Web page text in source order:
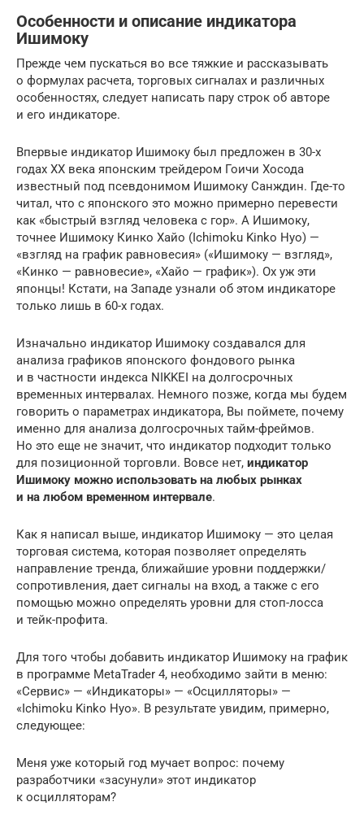
Особенности и описание индикатора
Ишимоку
Прежде чем пускаться во все тяжкие и рассказывать
о формулах расчета, торговых сигналах и различных
особенностях, следует написать пару строк об авторе
и его индикаторе.
Впервые индикатор Ишимоку был предложен в 30-х
годах XX века японским трейдером Гоичи Хосода
известный под псевдонимом Ишимоку Санждин. Где-то
читал, что с японского это можно примерно перевести
как «быстрый взгляд человека с гор». А Ишимоку,
точнее Ишимоку Кинко Хайо (Ichimoku Kinko Hyo) —
«взгляд на график равновесия» («Ишимоку — взгляд»,
«Кинко — равновесие», «Хайо — график»). Ох уж эти
японцы! Кстати, на Западе узнали об этом индикаторе
только лишь в 60-х годах.
Изначально индикатор Ишимоку создавался для
анализа графиков японского фондового рынка
и в частности индекса NIKKEI на долгосрочных
временных интервалах. Немного позже, когда мы будем
говорить о параметрах индикатора, Вы поймете, почему
именно для анализа долгосрочных тайм-фреймов.
Но это еще не значит, что индикатор подходит только
для позиционной торговли. Вовсе нет, индикатор
Ишимоку можно использовать на любых рынках
и на любом временном интервале.
Как я написал выше, индикатор Ишимоку — это целая
торговая система, которая позволяет определять
направление тренда, ближайшие уровни поддержки/
сопротивления, дает сигналы на вход, а также с его
помощью можно определять уровни для стоп-лосса
и тейк-профита.
Для того чтобы добавить индикатор Ишимоку на график
в программе MetaTrader 4, необходимо зайти в меню:
«Сервис» — «Индикаторы» — «Осцилляторы» —
«Ichimoku Kinko Hyo». В результате увидим, примерно,
следующее:
Меня уже который год мучает вопрос: почему
разработчики «засунули» этот индикатор
к осцилляторам?